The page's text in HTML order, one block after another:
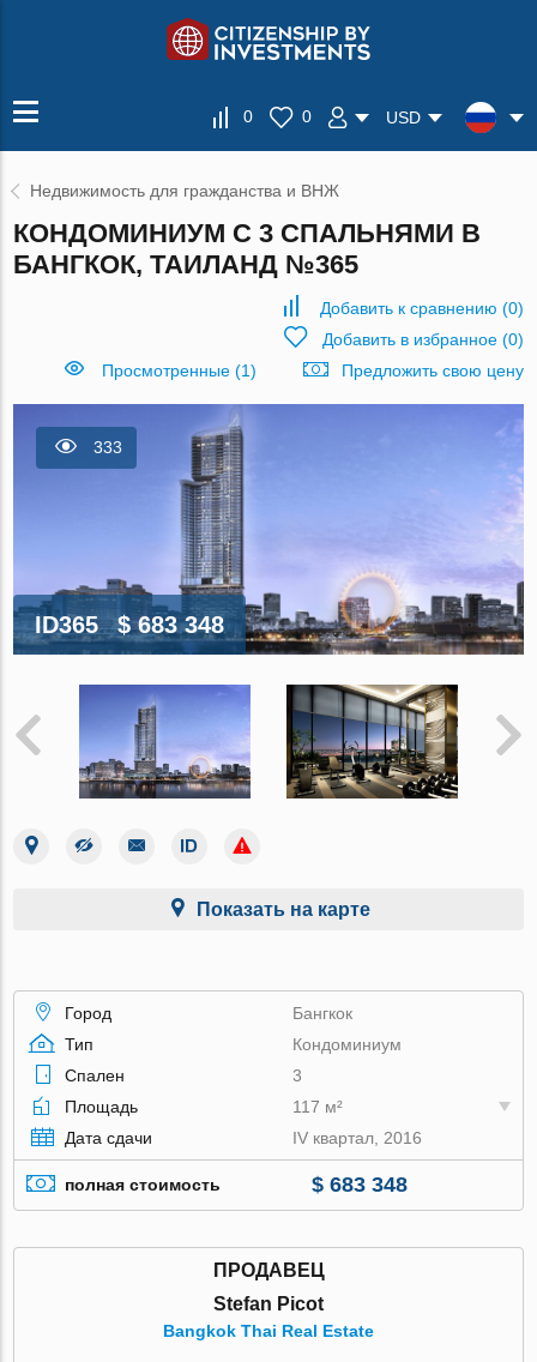
0 0 USD
Недвижимость для гражданства и ВНЖ
КОНДОМИНИУМ С 3 СПАЛЬНЯМИ В
БАНГКОК, ТАИЛАНД №365
Добавить к сравнению (0)
Добавить в избранное(0)
Просмотренные (1)
Предложить свою цену
333
ID365 $ 683 348
Показать на карте
Город
Бангкок
Тип
Кондоминиум
Спален
3
Площадь
117 м²
Дата сдачи
IV квартал, 2016
полная стоимость $ 683 348
ПРОДАВЕЦ
Stefan Picot
Bangkok Thai Real Estate